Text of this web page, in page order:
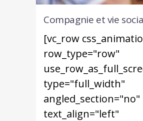
Compagnie et vie
[vc_row
row_type="row"
type="full_width"
angled_section="no"
text_align="left"